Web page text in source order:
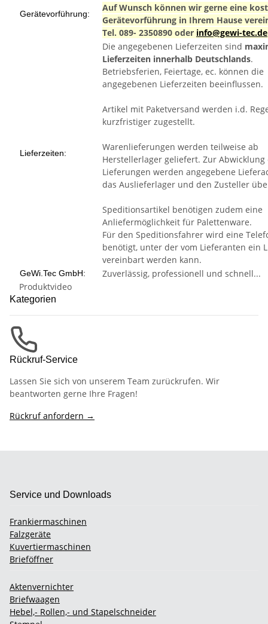
Gerätevorführung:
Auf Wunsch können wir gerne eine
Gerätevorführung in Ihrem Hause
Tel. 089- 2350890 oder info@gewi-tec.de
Lieferzeiten:
Die angegebenen Lieferzeiten sind
Lieferzeiten innerhalb Deutschlands.
Betriebsferien, Feiertage, ec. können die
angegebenen Lieferzeiten beeinflussen.
Artikel mit Paketversand werden i.d.
kurzfristiger zugestellt.
Warenlieferungen werden teilweise ab
Herstellerlager geliefert. Zur Abwicklung
Lieferungen werden angegebene
das Auslieferlager und den Zusteller
Speditionsartikel benötigen zudem eine
Anliefermöglichkeit für Palettenware.
Für den Speditionsfahrer wird eine
benötigt, unter der vom Lieferanten ein
vereinbart werden kann.
GeWi.Tec GmbH:
Zuverlässig, professionell und schnell...
Produktvideo
Kategorien
Rückruf-Service
Lassen Sie sich von unserem Team zurückrufen. Wir
beantworten gerne Ihre Fragen!
Rückruf anfordern →
Service und Downloads
Frankiermaschinen
Falzgeräte
Kuvertiermaschinen
Brieföffner
Aktenvernichter
Briefwaagen
Hebel,- Rollen,- und Stapelschneider